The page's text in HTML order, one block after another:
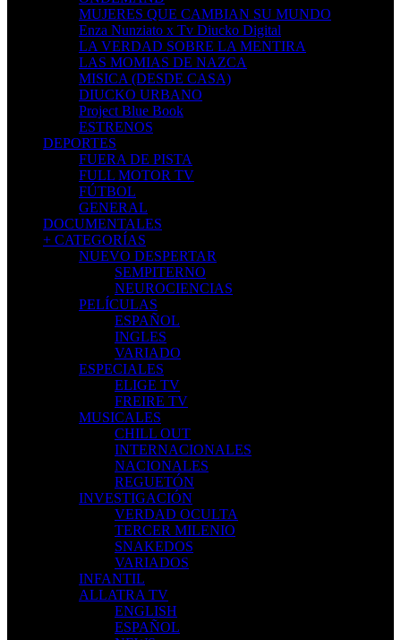
MUJERES QUE CAMBIAN SU MUNDO
Enza Nunziato x Tv Diucko Digital
LA VERDAD SOBRE LA MENTIRA
LAS MOMIAS DE NAZCA
MISICA (DESDE CASA)
DIUCKO URBANO
Project Blue Book
ESTRENOS
DEPORTES
FUERA DE PISTA
FULL MOTOR TV
FÚTBOL
GENERAL
DOCUMENTALES
+ CATEGORÍAS
NUEVO DESPERTAR
SEMPITERNO
NEUROCIENCIAS
PELÍCULAS
ESPAÑOL
INGLES
VARIADO
ESPECIALES
ELIGE TV
FREIRE TV
MUSICALES
CHILL OUT
INTERNACIONALES
NACIONALES
REGUETÓN
INVESTIGACIÓN
VERDAD OCULTA
TERCER MILENIO
SNAKEDOS
VARIADOS
INFANTIL
ALLATRA TV
ENGLISH
ESPAÑOL